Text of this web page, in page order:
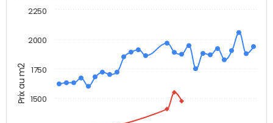
Prix au m2 1500
1750
2000
2250